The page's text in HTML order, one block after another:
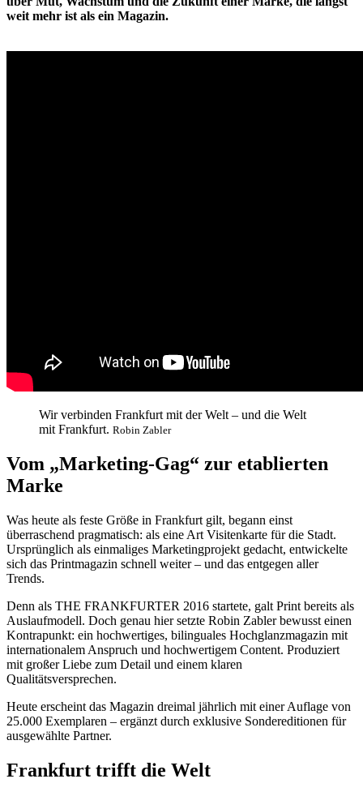
weit mehr ist als ein Magazin.
Wir verbinden Frankfurt mit der Welt – und die Welt
mit Frankfurt. Robin Zabler
Vom „Marketing-Gag“ zur etablierten
Marke
Was heute als feste Größe in Frankfurt gilt, begann einst
überraschend pragmatisch: als eine Art Visitenkarte für die Stadt.
Ursprünglich als einmaliges Marketingprojekt gedacht, entwickelte
sich das Printmagazin schnell weiter – und das entgegen aller
Trends.
Denn als THE FRANKFURTER 2016 startete, galt Print bereits als
Auslaufmodell. Doch genau hier setzte Robin Zabler bewusst einen
Kontrapunkt: ein hochwertiges, bilinguales Hochglanzmagazin mit
internationalem Anspruch und hochwertigem Content. Produziert
mit großer Liebe zum Detail und einem klaren
Qualitätsversprechen.
Heute erscheint das Magazin dreimal jährlich mit einer Auflage von
25.000 Exemplaren – ergänzt durch exklusive Sondereditionen für
ausgewählte Partner.
Frankfurt trifft die Welt